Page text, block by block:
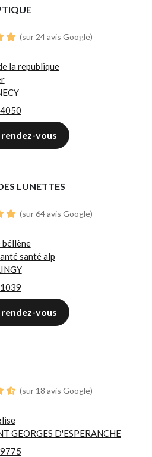
(sur 24 avis Google)
la republique
rendez-vous
LUNETTES
(sur 64 avis Google)
béllène
santé alp
rendez-vous
(sur 18 avis Google)
GEORGES D'ESPERANCHE